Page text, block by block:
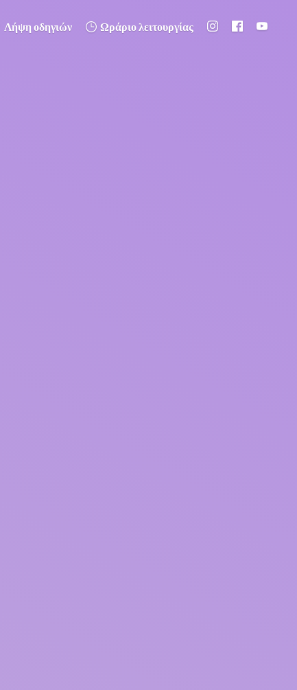
Λήψη οδηγιών Ωράριο λειτουργίας